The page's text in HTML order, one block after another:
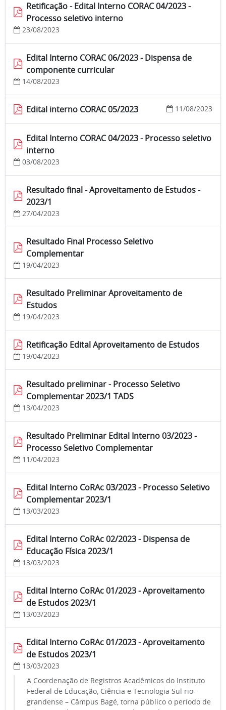
Retificação - Edital Interno CORAC 04/2023 -
Processo seletivo interno
23/08/2023
Edital Interno CORAC 06/2023 - Dispensa de
componente curricular
14/08/2023
Edital interno CORAC 05/2023 11/08/2023
Edital Interno CORAC 04/2023 - Processo seletivo
interno
03/08/2023
Resultado final - Aproveitamento de Estudos -
2023/1
27/04/2023
Resultado Final Processo Seletivo
Complementar
19/04/2023
Resultado Preliminar Aproveitamento de
Estudos
19/04/2023
Retificação Edital Aproveitamento de Estudos
19/04/2023
Resultado preliminar - Processo Seletivo
Complementar 2023/1 TADS
13/04/2023
Resultado Preliminar Edital Interno 03/2023 -
Processo Seletivo Complementar
11/04/2023
Edital Interno CoRAc 03/2023 - Processo Seletivo
Complementar 2023/1
13/03/2023
Edital Interno CoRAc 02/2023 - Dispensa de
Educação Física 2023/1
13/03/2023
Edital Interno CoRAc 01/2023 - Aproveitamento
de Estudos 2023/1
13/03/2023
Edital Interno CoRAc 01/2023 - Aproveitamento
de Estudos 2023/1
13/03/2023
A Coordenação de Registros Acadêmicos do Instituto
Federal de Educação, Ciência e Tecnologia Sul rio-
grandense – Câmpus Bagé, torna público o período de